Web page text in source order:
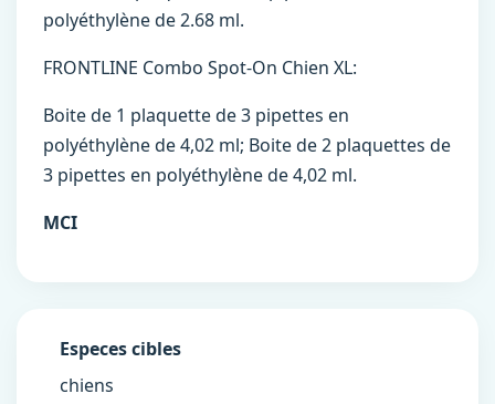
polyéthylène de 2.68 ml.
FRONTLINE Combo Spot-On Chien XL:
Boite de 1 plaquette de 3 pipettes en
polyéthylène de 4,02 ml; Boite de 2 plaquettes de
3 pipettes en polyéthylène de 4,02 ml.
MCI
Especes cibles
chiens